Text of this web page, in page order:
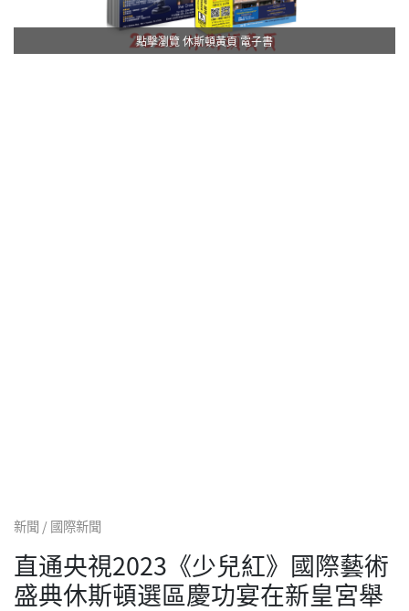
點擊瀏覽 休斯頓黃頁 電子書
新聞 / 國際新聞
直通央視2023《少兒紅》國際藝術
盛典休斯頓選區慶功宴在新皇宮舉